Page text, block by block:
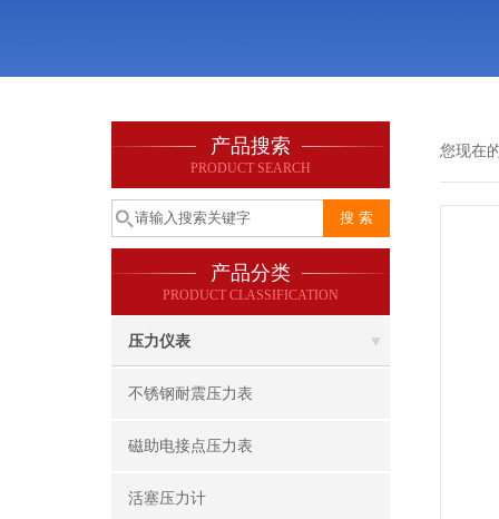
产品搜索
PRODUCT SEARCH
产品分类
PRODUCT CLASSIFICATION
压力仪表
不锈钢耐震压力表
磁助电接点压力表
活塞压力计
您现在